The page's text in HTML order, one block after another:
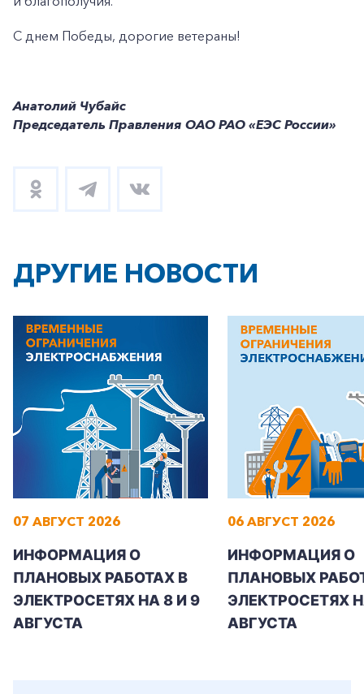
+7-800-700-24-57
Заказать обратный звонок
Частным клиентам
Корпоративным клиентам
С днем Победы, дорогие ветераны!
Анатолий Чубайс
Председатель Правления ОАО РАО «ЕЭС России»
ДРУГИЕ НОВОСТИ
07 АВГУСТ 2026
ИНФОРМАЦИЯ О
ПЛАНОВЫХ РАБОТАХ В
ЭЛЕКТРОСЕТЯХ НА 8 И 9
АВГУСТА
06 АВГУСТ 2026
ИНФОРМАЦИЯ О
ПЛАНОВЫХ
ЭЛЕКТРОСЕТЯХ
АВГУСТА